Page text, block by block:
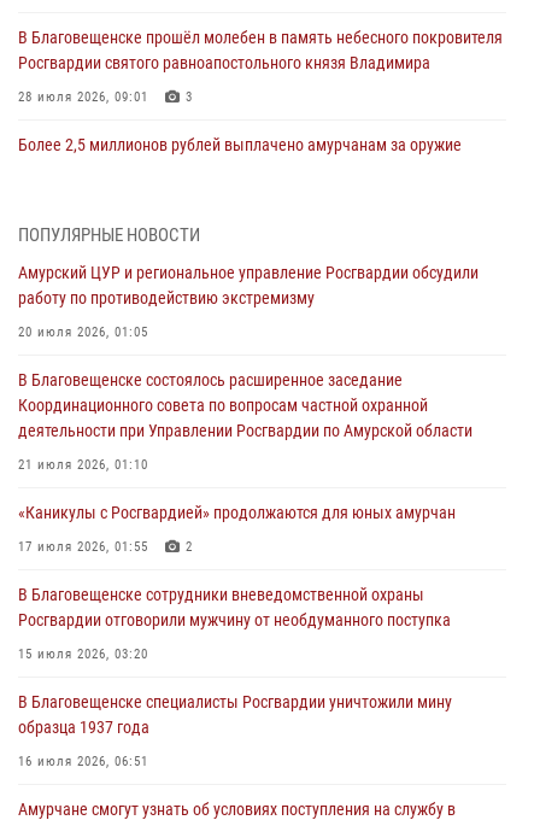
В Благовещенске прошёл молебен в память небесного покровителя
Росгвардии святого равноапостольного князя Владимира
28 июля 2026, 09:01 3
Более 2,5 миллионов рублей выплачено амурчанам за оружие
Росгвардии Амурской области в период с 20 по 26 июля 2026 года
27 июля 2026, 06:28
охраны
23 июля 2026, 07:49
Амурчане смогут узнать об условиях поступления на службу в
23 июля 2026, 00:00
Координационного совета по вопросам частной охранной
деятельности при Управлении Росгвардии по Амурской области
21 июля 2026, 01:10
ПОПУЛЯРНЫЕ НОВОСТИ
Амурский ЦУР и региональное управление Росгвардии обсудили
работу по противодействию экстремизму
20 июля 2026, 01:05
В Благовещенске состоялось расширенное заседание
Координационного совета по вопросам частной охранной
деятельности при Управлении Росгвардии по Амурской области
21 июля 2026, 01:10
«Каникулы с Росгвардией» продолжаются для юных амурчан
17 июля 2026, 01:55 2
В Благовещенске сотрудники вневедомственной охраны
Росгвардии отговорили мужчину от необдуманного поступка
15 июля 2026, 03:20
В Благовещенске специалисты Росгвардии уничтожили мину
образца 1937 года
16 июля 2026, 06:51
Амурчане смогут узнать об условиях поступления на службу в